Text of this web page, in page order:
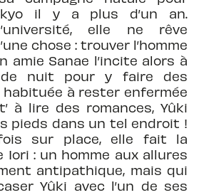
il y a plus d’un an.
elle ne rêve
chose : trouver l’homme
amie Sanae l’incite alors à
nuit pour y faire des
habituée à rester enfermée
à lire des romances, Yûki
pieds dans un tel endroit !
sur place, elle fait la
Iori : un homme aux allures
antipathique, mais qui
Yûki avec l’un de ses